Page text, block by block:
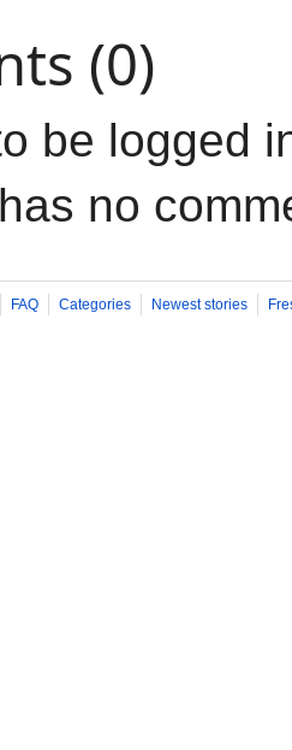
(0)
be logged
no
FAQ Categories Newest stories